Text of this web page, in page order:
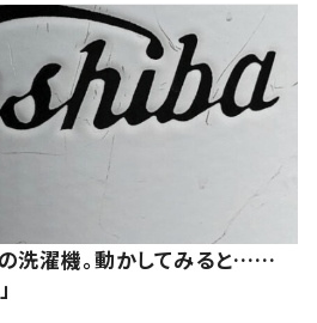
洗濯機。動かしてみると……